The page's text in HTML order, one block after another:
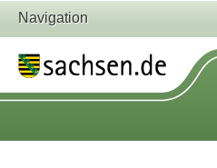
Navigation